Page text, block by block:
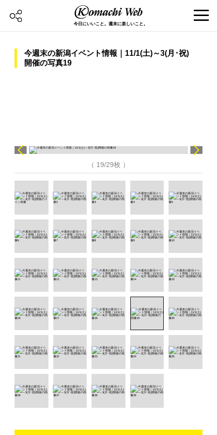
今日にいいこと。週末に楽しいこと。
今週末の新潟イベント情報｜11/1(土)～3(月･祝)
開催の写真19
（ 19/29枚 ）